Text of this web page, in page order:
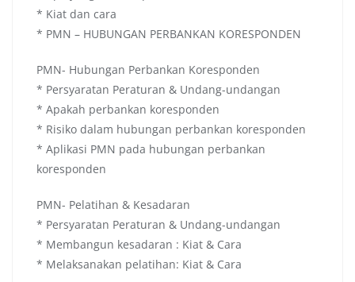
* Kiat dan cara
* PMN – HUBUNGAN PERBANKAN KORESPONDEN
PMN- Hubungan Perbankan Koresponden
* Persyaratan Peraturan & Undang-undangan
* Apakah perbankan koresponden
* Risiko dalam hubungan perbankan koresponden
* Aplikasi PMN pada hubungan perbankan
koresponden
PMN- Pelatihan & Kesadaran
* Persyaratan Peraturan & Undang-undangan
* Membangun kesadaran : Kiat & Cara
* Melaksanakan pelatihan: Kiat & Cara